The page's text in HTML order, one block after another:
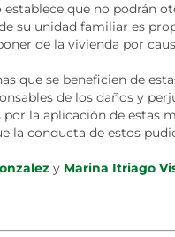
establece que no podrán
su unidad familiar es
de la vivienda por
que se beneficien de
de los daños y
por la aplicación de estas
la conducta de estos
y Marina Itriago